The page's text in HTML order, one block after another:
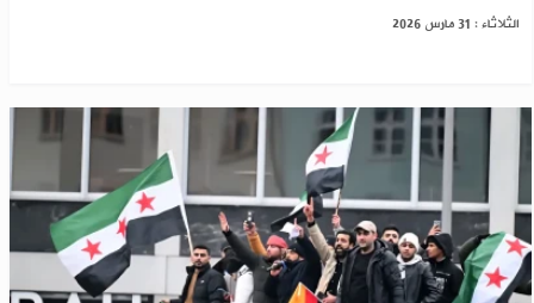
الثلاثاء : 31 مارس 2026